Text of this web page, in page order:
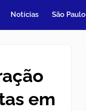
Notícias São Paulo
em